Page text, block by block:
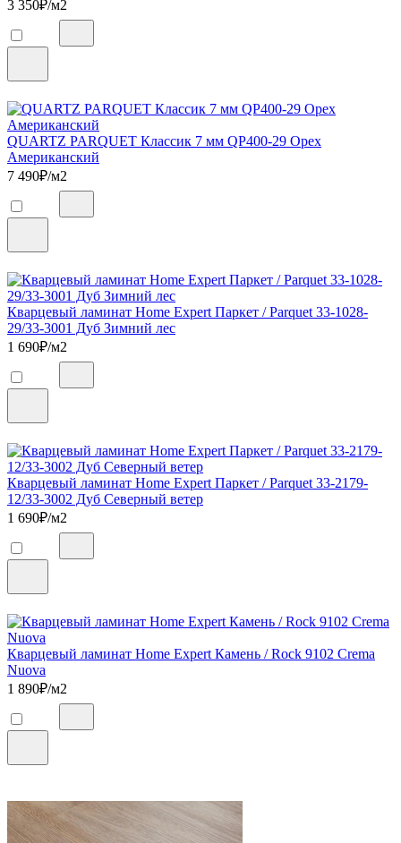
3 350₽/м2
QUARTZ PARQUET Классик 7 мм QP400-29 Орех
Американский
7 490₽/м2
Кварцевый ламинат Home Expert Паркет / Parquet 33-1028-
29/33-3001 Дуб Зимний лес
1 690₽/м2
Кварцевый ламинат Home Expert Паркет / Parquet 33-2179-
12/33-3002 Дуб Северный ветер
1 690₽/м2
Кварцевый ламинат Home Expert Камень / Rock 9102 Crema
Nuova
1 890₽/м2